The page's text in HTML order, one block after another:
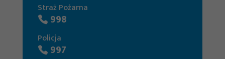
Straż Pożarna
998
Policja
997